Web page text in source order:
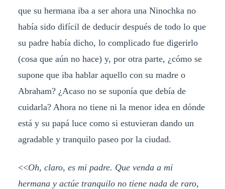
que su hermana iba a ser ahora una Ninochka no
había sido difícil de deducir después de todo lo que
su padre había dicho, lo complicado fue digerirlo
(cosa que aún no hace) y, por otra parte, ¿cómo se
supone que iba hablar aquello con su madre o
Abraham? ¿Acaso no se suponía que debía de
cuidarla? Ahora no tiene ni la menor idea en dónde
está y su papá luce como si estuvieran dando un
agradable y tranquilo paseo por la ciudad.
<<Oh, claro, es mi padre. Que venda a mi
hermana y actúe tranquilo no tiene nada de raro,